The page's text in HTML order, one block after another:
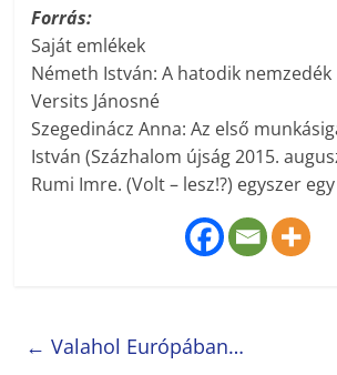
Forrás:
Saját emlékek
Németh István: A hatodik nemzedék
Versits Jánosné
Szegedinácz Anna: Az első
István (Százhalom újság 2015.
Rumi Imre. (Volt – lesz!?) egyszer
← Valahol Európában…